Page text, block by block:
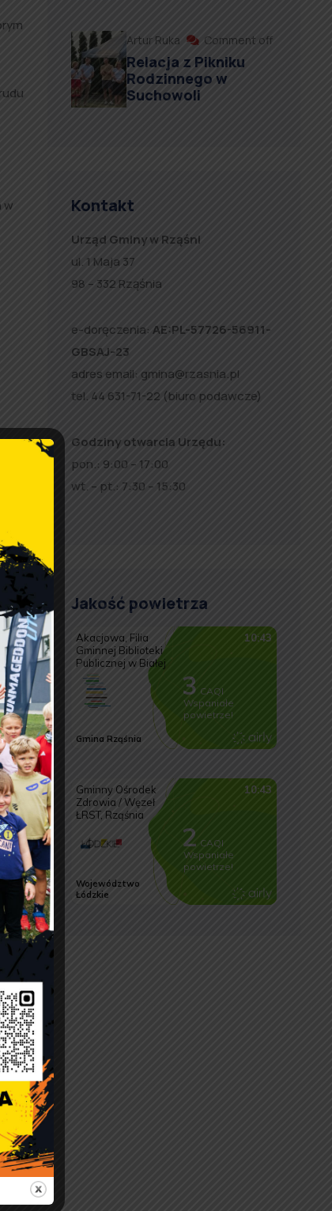
w
Artur Ruka Comment off
Relacja z Pikniku
Rodzinnego w
Suchowoli
Kontakt
Urząd Gminy w Rząśni
ul. 1 Maja 37
98 – 332 Rząśnia
e-doręczenia: AE:PL-57726-56911-
GBSAJ-23
adres email: gmina@rzasnia.pl
tel. 44 631-71-22 (biuro podawcze)
Godziny otwarcia Urzędu:
pon.: 9:00 – 17:00
wt. – pt.: 7:30 – 15:30
Jakość powietrza